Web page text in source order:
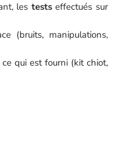
les testseffectués sur
(bruits, manipulations,
qui est fourni (kit chiot,